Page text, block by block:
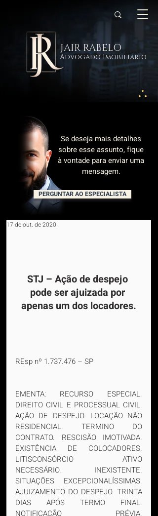
JAIR RABELO
Advogado Imobiliário
Se deseja mais detalhes
sobre esse assunto, fique
à vontade para enviar uma
mensagem.
PERGUNTAR AO ESPECIALISTA
17 de out. de 2020
STJ – Ação de despejo
pode ser ajuizada por
apenas um dos locadores.
REsp nº 1.737.476 – SP
EMENTA: RECURSO ESPECIAL.
DIREITO CIVIL E PROCESSUAL CIVIL.
AÇÃO DE DESPEJO. LOCAÇÃO NÃO
RESIDENCIAL. TERMINO DO
CONTRATO. RESCISÃO IMOTIVADA.
EXISTÊNCIA DE COLOCADORES.
LITISCONSÓRCIO ATIVO
NECESSÁRIO. INEXISTENTE.
SITUAÇÕES EXCEPCIONALÍSSIMAS.
AJUIZAMENTO DO DESPEJO. TRINTA
DIAS APÓS TERMO FINAL.
NOTIFICAÇÃO PRÉVIA.